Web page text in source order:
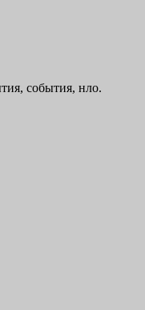
события, нло.